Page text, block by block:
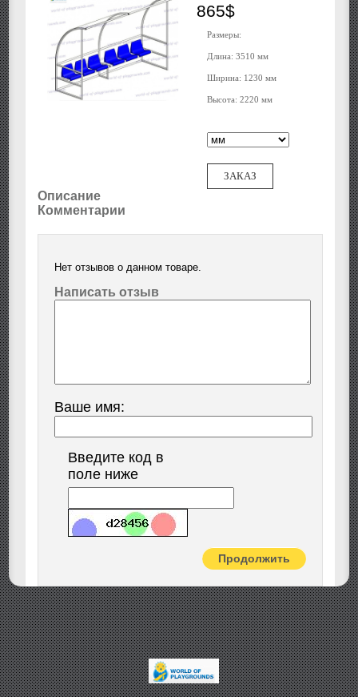
865$
Размеры:
Длина: 3510 мм
Ширина: 1230 мм
Высота: 2220 мм
ЗАКАЗ
Описание
Комментарии
Нет отзывов о данном товаре.
Написать отзыв
Ваше имя:
Введите код в
поле ниже
Продолжить